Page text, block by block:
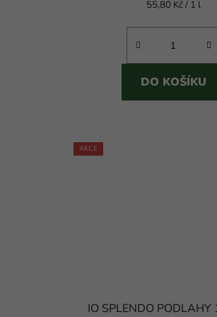
4,0
z
5
Měrná
55,80 Kč / 1 l
DO KOŠÍKU
AKCE
IO SPLENDO